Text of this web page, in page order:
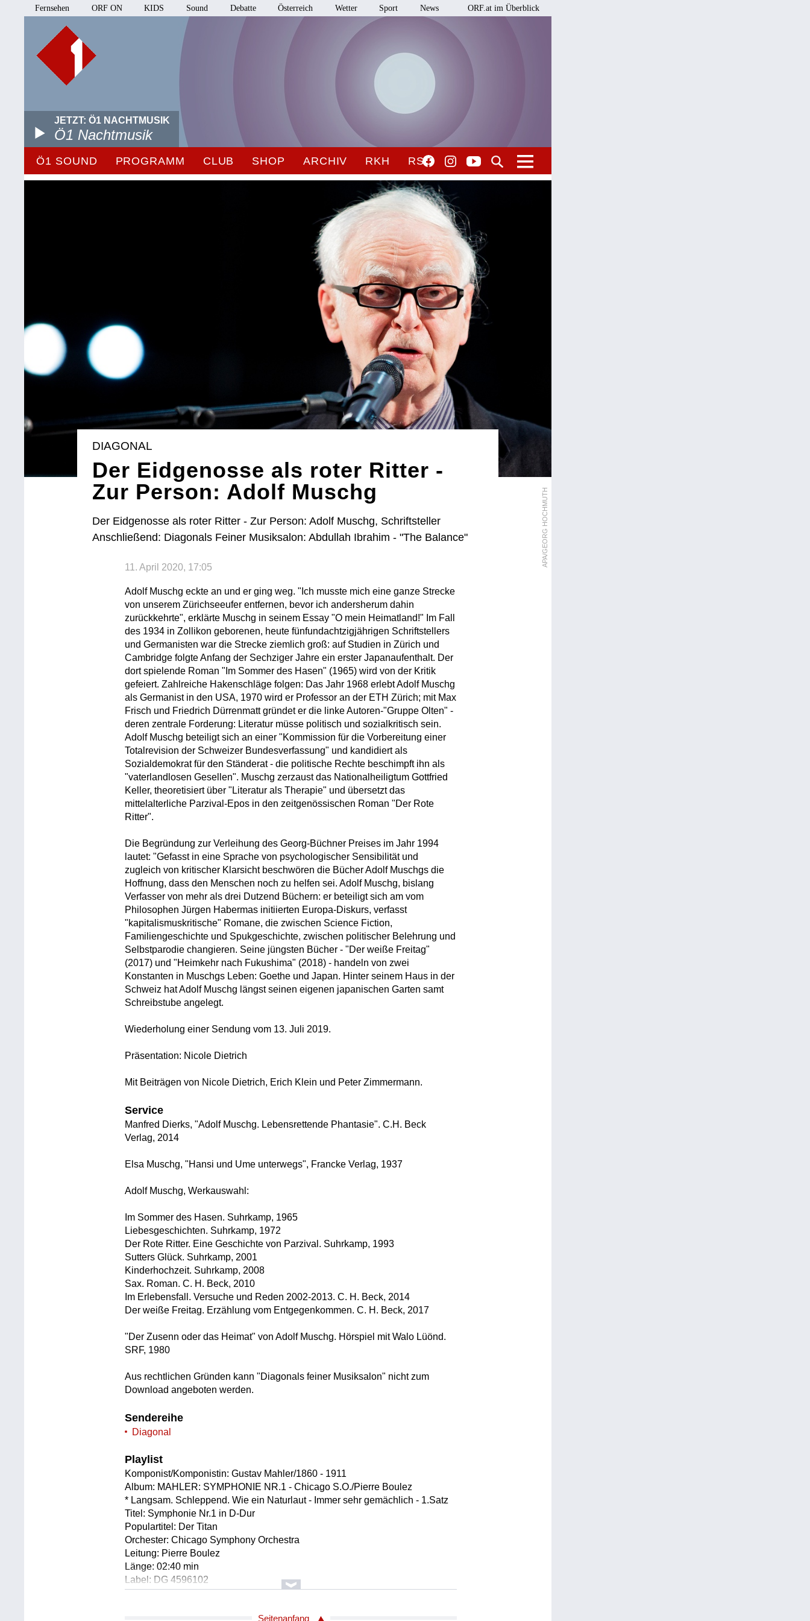
Fernsehen ORF ON KIDS Sound Debatte Österreich Wetter Sport News ORF.at im Überblick
JETZT: Ö1 NACHTMUSIK
Ö1 Nachtmusik
Ö1 SOUND PROGRAMM CLUB SHOP ARCHIV RKH RSO
APA/GEORG HOCHMUTH
DIAGONAL
Der Eidgenosse als roter Ritter -
Zur Person: Adolf Muschg
Der Eidgenosse als roter Ritter - Zur Person: Adolf Muschg, Schriftsteller
Anschließend: Diagonals Feiner Musiksalon: Abdullah Ibrahim - "The Balance"
11. April 2020, 17:05
Adolf Muschg eckte an und er ging weg. "Ich musste mich eine ganze Strecke
von unserem Zürichseeufer entfernen, bevor ich andersherum dahin
zurückkehrte", erklärte Muschg in seinem Essay "O mein Heimatland!" Im Fall
des 1934 in Zollikon geborenen, heute fünfundachtzigjährigen Schriftstellers
und Germanisten war die Strecke ziemlich groß: auf Studien in Zürich und
Cambridge folgte Anfang der Sechziger Jahre ein erster Japanaufenthalt. Der
dort spielende Roman "Im Sommer des Hasen" (1965) wird von der Kritik
gefeiert. Zahlreiche Hakenschläge folgen: Das Jahr 1968 erlebt Adolf Muschg
als Germanist in den USA, 1970 wird er Professor an der ETH Zürich; mit Max
Frisch und Friedrich Dürrenmatt gründet er die linke Autoren-"Gruppe Olten" -
deren zentrale Forderung: Literatur müsse politisch und sozialkritisch sein.
Adolf Muschg beteiligt sich an einer "Kommission für die Vorbereitung einer
Totalrevision der Schweizer Bundesverfassung" und kandidiert als
Sozialdemokrat für den Ständerat - die politische Rechte beschimpft ihn als
"vaterlandlosen Gesellen". Muschg zerzaust das Nationalheiligtum Gottfried
Keller, theoretisiert über "Literatur als Therapie" und übersetzt das
mittelalterliche Parzival-Epos in den zeitgenössischen Roman "Der Rote
Ritter".
Die Begründung zur Verleihung des Georg-Büchner Preises im Jahr 1994
lautet: "Gefasst in eine Sprache von psychologischer Sensibilität und
zugleich von kritischer Klarsicht beschwören die Bücher Adolf Muschgs die
Hoffnung, dass den Menschen noch zu helfen sei. Adolf Muschg, bislang
Verfasser von mehr als drei Dutzend Büchern: er beteiligt sich am vom
Philosophen Jürgen Habermas initiierten Europa-Diskurs, verfasst
"kapitalismuskritische" Romane, die zwischen Science Fiction,
Familiengeschichte und Spukgeschichte, zwischen politischer Belehrung und
Selbstparodie changieren. Seine jüngsten Bücher - "Der weiße Freitag"
(2017) und "Heimkehr nach Fukushima" (2018) - handeln von zwei
Konstanten in Muschgs Leben: Goethe und Japan. Hinter seinem Haus in der
Schweiz hat Adolf Muschg längst seinen eigenen japanischen Garten samt
Schreibstube angelegt.
Wiederholung einer Sendung vom 13. Juli 2019.
Präsentation: Nicole Dietrich
Mit Beiträgen von Nicole Dietrich, Erich Klein und Peter Zimmermann.
Service
Manfred Dierks, "Adolf Muschg. Lebensrettende Phantasie". C.H. Beck
Verlag, 2014
Elsa Muschg, "Hansi und Ume unterwegs", Francke Verlag, 1937
Adolf Muschg, Werkauswahl:
Im Sommer des Hasen. Suhrkamp, 1965
Liebesgeschichten. Suhrkamp, 1972
Der Rote Ritter. Eine Geschichte von Parzival. Suhrkamp, 1993
Sutters Glück. Suhrkamp, 2001
Kinderhochzeit. Suhrkamp, 2008
Sax. Roman. C. H. Beck, 2010
Im Erlebensfall. Versuche und Reden 2002-2013. C. H. Beck, 2014
Der weiße Freitag. Erzählung vom Entgegenkommen. C. H. Beck, 2017
"Der Zusenn oder das Heimat" von Adolf Muschg. Hörspiel mit Walo Lüönd.
SRF, 1980
Aus rechtlichen Gründen kann "Diagonals feiner Musiksalon" nicht zum
Download angeboten werden.
Sendereihe
Diagonal
Playlist
Komponist/Komponistin: Gustav Mahler/1860 - 1911
Album: MAHLER: SYMPHONIE NR.1 - Chicago S.O./Pierre Boulez
* Langsam. Schleppend. Wie ein Naturlaut - Immer sehr gemächlich - 1.Satz
Titel: Symphonie Nr.1 in D-Dur
Populartitel: Der Titan
Orchester: Chicago Symphony Orchestra
Leitung: Pierre Boulez
Länge: 02:40 min
Label: DG 4596102
Seitenanfang